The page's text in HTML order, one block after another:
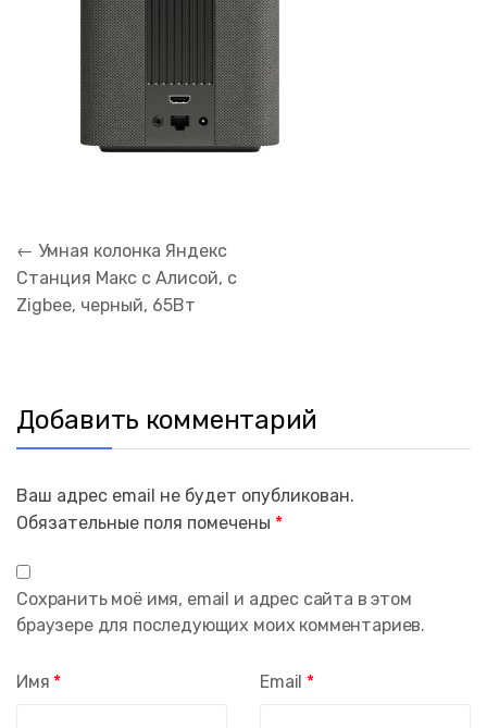
Навигация
по
записям
← Умная колонка Яндекс
Станция Макс с Алисой, с
Zigbee, черный, 65Вт
Добавить комментарий
Ваш адрес email не будет опубликован.
Обязательные поля помечены *
Имя * Email *
Сохранить моё имя, email и адрес сайта в этом
браузере для последующих моих комментариев.